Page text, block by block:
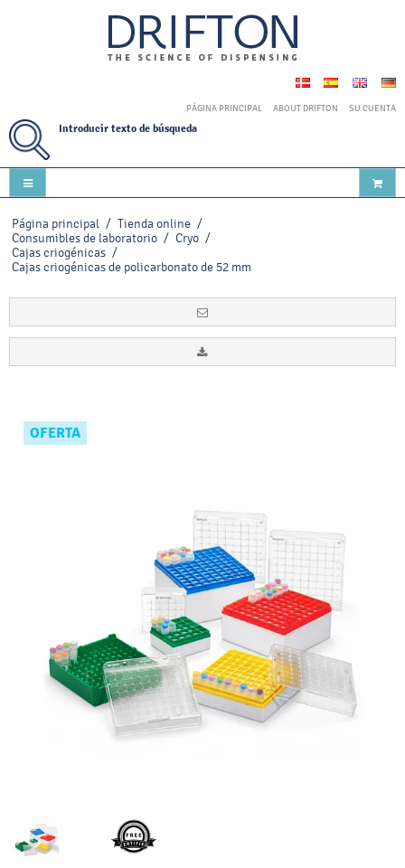
PÁGINA PRINCIPAL ABOUT DRIFTON SU CUENTA
Introducir texto de búsqueda
Página principal / Tienda online /
Consumibles de laboratorio / Cryo /
Cajas criogénicas /
Cajas criogénicas de policarbonato de 52 mm
OFERTA